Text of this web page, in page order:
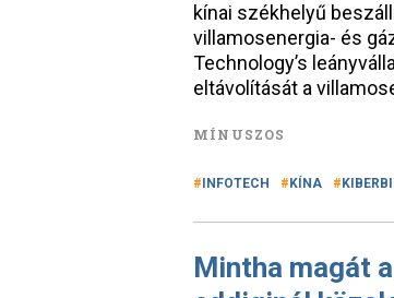
kínai székhelyű
villamosenergia- és
Technology’s
eltávolítását a
MÍNUSZOS
INFOTECH KÍNA
Mintha magát